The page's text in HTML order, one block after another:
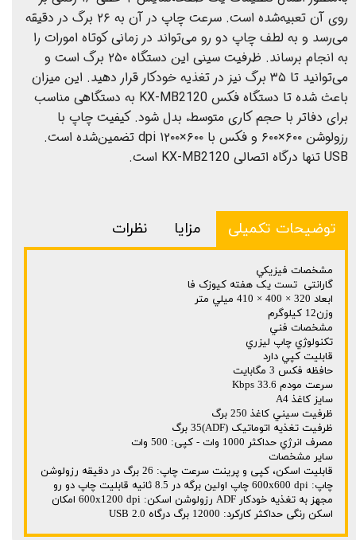
روی آن تعبیه‌شده است. سرعت چاپ در آن به ۲۶ برگ در دقیقه
می‌رسد و به لطف چاپ دو رو می‌تواند در زمانی کوتاه امورات را
به انجام برساند. ظرفیت سینی این دستگاه ۲۵۰ برگ است و
می‌توانید تا ۳۵ برگ نیز در تغذیه خودکار قرار دهید. این میزان
باعث شده تا دستگاه فکس KX-MB2120 به دستگاهی مناسب
برای دفاتر با حجم کاری متوسط، بدل شود. کیفیت چاپ با
رزولوشن ۶۰۰×۶۰۰ و فکس با ۶۰۰×۱۲۰۰ dpi تضمین‌شده است.
USB تنها درگاه اتصالی KX-MB2120 است.
توضیحات تکمیلی مزایا نظرات
مشخصات فيزيکي
گارانتی تست یک هفته کیوزک فا
ابعاد 320 × 400 × 410 ميلي متر
وزن12 کيلوگرم
مشخصات فني
تکنولوژي چاپ ليزري
قابليت کپي دارد
حافظه فکس 3 مگابایت
سرعت مودم 33.6 Kbps
سايز کاغذ A4
ظرفيت سيني کاغذ 250 برگ
ظرفيت تغذيه اتوماتيک (ADF)35 برگ
مصرف انرژي حداکثر 1000 وات - کپی: 500 وات
ساير مشخصات
قابلیت اسکن، کپی و پرینت سرعت چاپ: 26 برگ در دقیقه رزولوشن
چاپ: 600x600 dpi چاپ اولین برگه در 8.5 ثانیه قابلیت چاپ دو رو
مجهز به تغذیه خودکار ADF رزولوشن اسکن: 600x1200 dpi امکان
اسکن رنگی حداکثر کارکرد: 12000 برگ درگاه USB 2.0